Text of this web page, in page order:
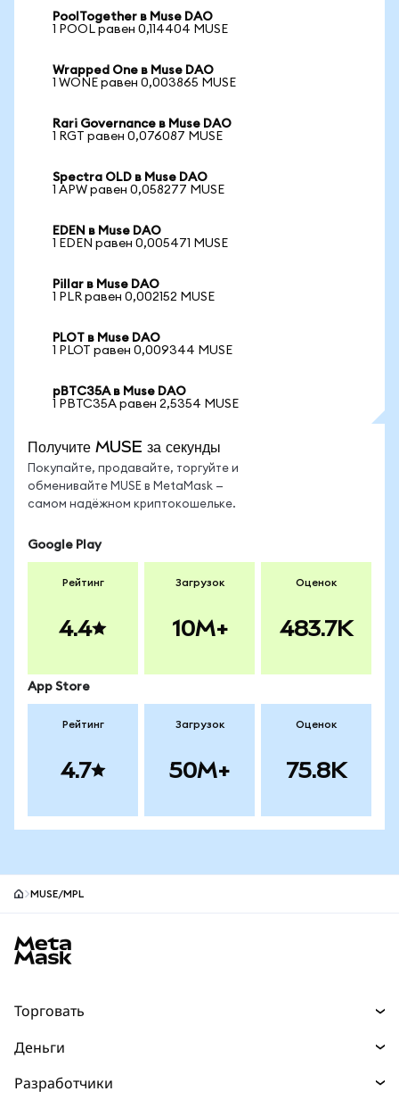
PoolTogether в Muse DAO
1 POOL равен 0,114404 MUSE
Wrapped One в Muse DAO
1 WONE равен 0,003865 MUSE
Rari Governance в Muse DAO
1 RGT равен 0,076087 MUSE
Spectra OLD в Muse DAO
1 APW равен 0,058277 MUSE
EDEN в Muse DAO
1 EDEN равен 0,005471 MUSE
Pillar в Muse DAO
1 PLR равен 0,002152 MUSE
PLOT в Muse DAO
1 PLOT равен 0,009344 MUSE
pBTC35A в Muse DAO
1 PBTC35A равен 2,5354 MUSE
Получите MUSE за секунды
Покупайте, продавайте, торгуйте и
обменивайте MUSE в MetaMask —
самом надёжном криптокошельке.
Google Play
Рейтинг
4.4
Загрузок
10M+
Оценок
483.7K
App Store
Рейтинг
4.7
Загрузок
50M+
Оценок
75.8K
MUSE/MPL
Торговать
Прогнозы
Деньги
Разработчики